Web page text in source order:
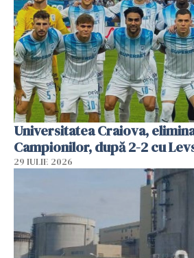
Universitatea Craiova,
Campionilor, după 2-2 cu
29 IULIE 2026